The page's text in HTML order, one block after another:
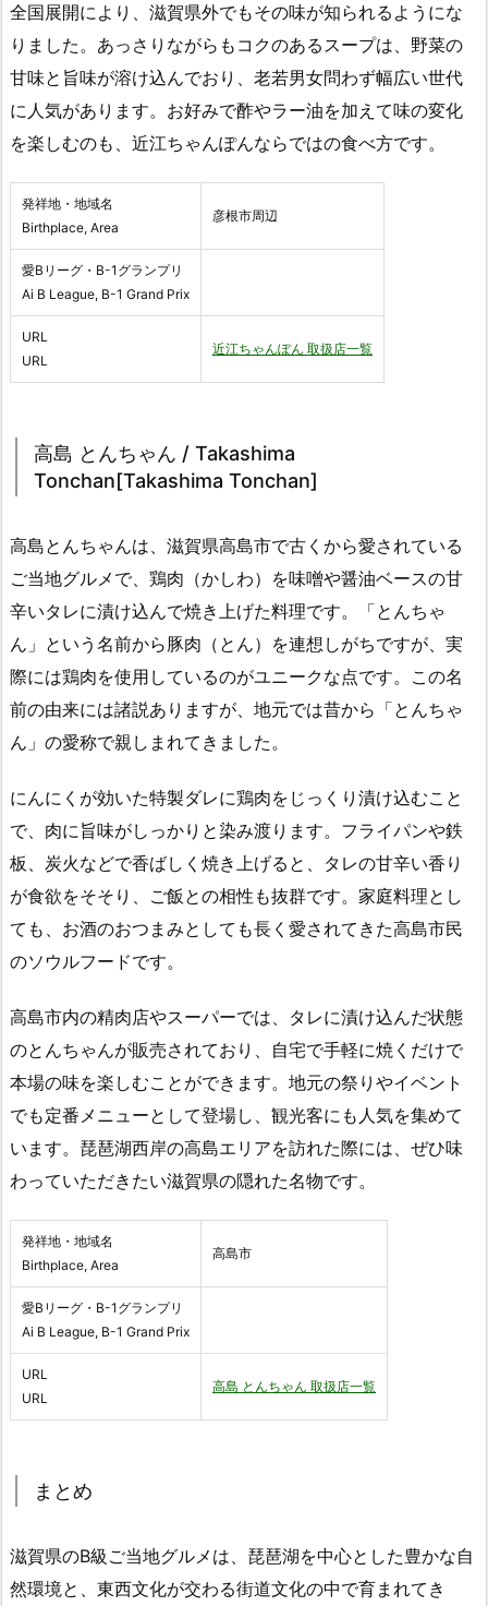
全国展開により、滋賀県外でもその味が知られるようにな
りました。あっさりながらもコクのあるスープは、野菜の
甘味と旨味が溶け込んでおり、老若男女問わず幅広い世代
に人気があります。お好みで酢やラー油を加えて味の変化
を楽しむのも、近江ちゃんぽんならではの食べ方です。
発祥地・地域名
Birthplace, Area
彦根市周辺
愛Bリーグ・B-1グランプリ
Ai B League, B-1 Grand Prix
URL
URL
近江ちゃんぽん 取扱店一覧
高島 とんちゃん / Takashima
Tonchan[Takashima Tonchan]
高島とんちゃんは、滋賀県高島市で古くから愛されている
ご当地グルメで、鶏肉（かしわ）を味噌や醤油ベースの甘
辛いタレに漬け込んで焼き上げた料理です。「とんちゃ
ん」という名前から豚肉（とん）を連想しがちですが、実
際には鶏肉を使用しているのがユニークな点です。この名
前の由来には諸説ありますが、地元では昔から「とんちゃ
ん」の愛称で親しまれてきました。
にんにくが効いた特製ダレに鶏肉をじっくり漬け込むこと
で、肉に旨味がしっかりと染み渡ります。フライパンや鉄
板、炭火などで香ばしく焼き上げると、タレの甘辛い香り
が食欲をそそり、ご飯との相性も抜群です。家庭料理とし
ても、お酒のおつまみとしても長く愛されてきた高島市民
のソウルフードです。
高島市内の精肉店やスーパーでは、タレに漬け込んだ状態
のとんちゃんが販売されており、自宅で手軽に焼くだけで
本場の味を楽しむことができます。地元の祭りやイベント
でも定番メニューとして登場し、観光客にも人気を集めて
います。琵琶湖西岸の高島エリアを訪れた際には、ぜひ味
わっていただきたい滋賀県の隠れた名物です。
発祥地・地域名
Birthplace, Area
高島市
愛Bリーグ・B-1グランプリ
Ai B League, B-1 Grand Prix
URL
URL
高島 とんちゃん 取扱店一覧
まとめ
滋賀県のB級ご当地グルメは、琵琶湖を中心とした豊かな自
然環境と、東西文化が交わる街道文化の中で育まれてき